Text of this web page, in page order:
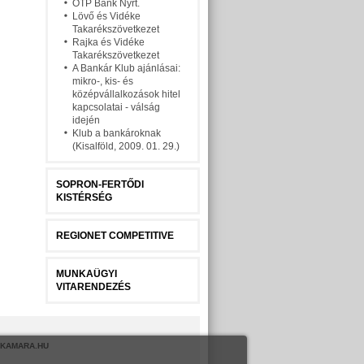
OTP Bank Nyrt.
Lövő és Vidéke
Takarékszövetkezet
Rajka és Vidéke
Takarékszövetkezet
A Bankár Klub ajánlásai:
mikro-, kis- és
középvállalkozások hitel
kapcsolatai - válság
idején
Klub a bankároknak
(Kisalföld, 2009. 01. 29.)
SOPRON-FERTŐDI
KISTÉRSÉG
REGIONET COMPETITIVE
MUNKAÜGYI
VITARENDEZÉS